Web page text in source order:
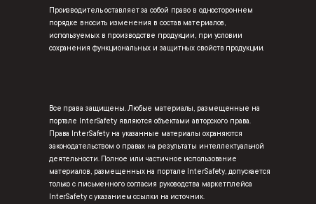
Производитель оставляет за собой право в одностороннем
порядке вносить изменения в состав материалов,
используемых в производстве продукции, при условии
сохранения функциональных и защитных свойств продукции.
Все права защищены. Любые материалы, размещенные на
портале InterSafety являются объектами авторского права.
Права InterSafety на указанные материалы охраняются
законодательством о правах на результаты интеллектуальной
деятельности. Полное или частичное использование
материалов, размещенных на портале InterSafety, допускается
только с письменного согласия руководства маркетплейса
InterSafety с указанием ссылки на источник.